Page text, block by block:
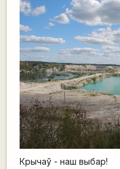
Крычаў - наш выбар!